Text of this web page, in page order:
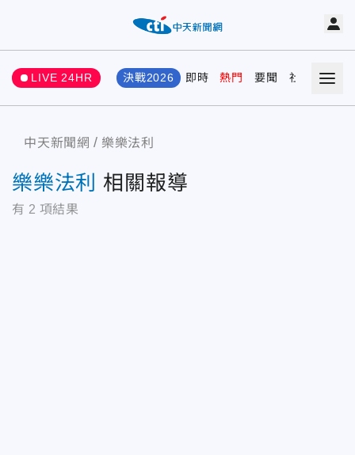
LIVE 24HR 決戰2026 即時 熱門 要聞 社會 娛樂
中天新聞網 樂樂法利
樂樂法利 相關報導
有 2 項結果